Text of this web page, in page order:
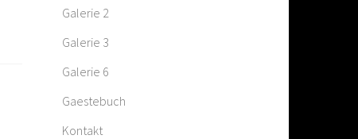
Galerie 2
Galerie 3
Galerie 6
Gaestebuch
Kontakt